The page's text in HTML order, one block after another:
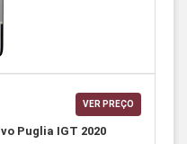
VER PREÇO
Puglia IGT 2020